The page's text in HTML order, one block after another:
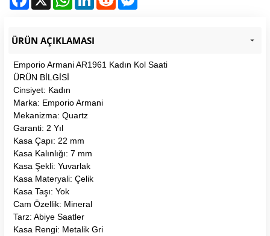
ÜRÜN AÇIKLAMASI
Emporio Armani AR1961 Kadın Kol Saati
ÜRÜN BİLGİSİ
Cinsiyet: Kadın
Marka: Emporio Armani
Mekanizma: Quartz
Garanti: 2 Yıl
Kasa Çapı: 22 mm
Kasa Kalınlığı: 7 mm
Kasa Şekli: Yuvarlak
Kasa Materyali: Çelik
Kasa Taşı: Yok
Cam Özellik: Mineral
Tarz: Abiye Saatler
Kasa Rengi: Metalik Gri